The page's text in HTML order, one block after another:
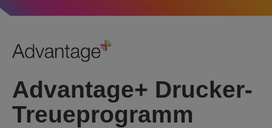
Advantage+ Drucker-
Treueprogramm